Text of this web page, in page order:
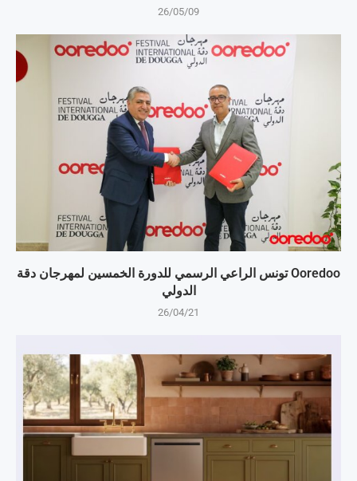
26/05/09
Ooredoo تونس الراعي الرسمي للدورة الخمسين لمهرجان دقة
الدولي
26/04/21